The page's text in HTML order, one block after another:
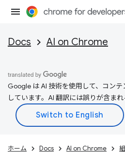
Docs AI on Chrome
Google は AI 技術を使用して、コン
しています。AI 翻訳には誤りが含まれ
ホーム Docs AI on Chrome